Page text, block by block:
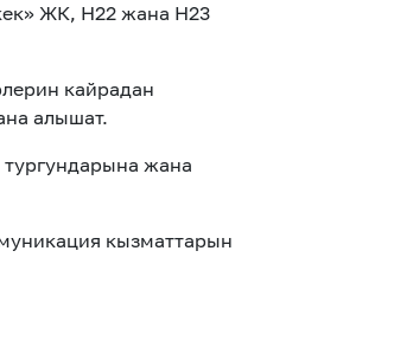
ЖК, H22 жана H23
кайрадан
алышат.
жана
кызматтарын